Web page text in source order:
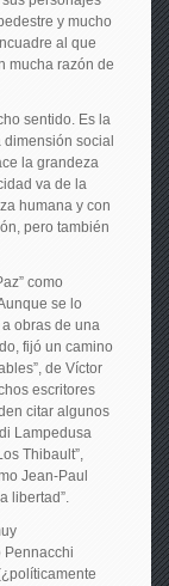
y mucho
al que
mucha razón de
sentido. Es la
social
la grandeza
va de la
humana y con
pero también
como
se lo
obras de una
fijó un camino
de Víctor
escritores
citar algunos
Lampedusa
Thibault”,
Jean-Paul
libertad”.
Pennacchi